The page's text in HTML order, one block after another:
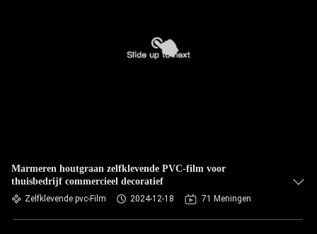
Marmeren houtgraan zelfklevende PVC-film voor
thuisbedrijf commercieel decoratief
Zelfklevende pvc-Film 2024-12-18 71 Meningen